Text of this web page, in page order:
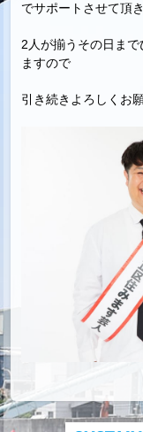
でサポートさせて頂
2人が揃うその日ま
ますので
引き続きよろしくお